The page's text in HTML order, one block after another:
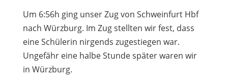
Um 6:56h ging unser Zug von Schweinfurt Hbf
nach Würzburg. Im Zug stellten wir fest, dass
eine Schülerin nirgends zugestiegen war.
Ungefähr eine halbe Stunde später waren wir
in Würzburg.